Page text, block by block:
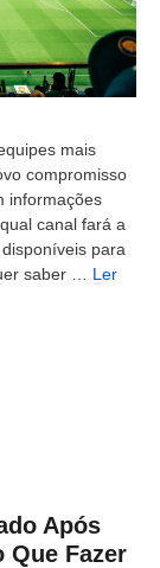
mais
compromisso
informações
canal fará a
para
saber … Ler
Após
Que Fazer